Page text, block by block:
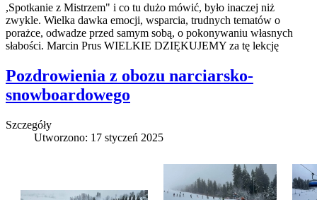
,Spotkanie z Mistrzem" i co tu dużo mówić, było inaczej niż
zwykle. Wielka dawka emocji, wsparcia, trudnych tematów o
porażce, odwadze przed samym sobą, o pokonywaniu własnych
słabości. Marcin Prus WIELKIE DZIĘKUJEMY za tę lekcję
Pozdrowienia z obozu narciarsko-
snowboardowego
Szczegóły
Utworzono: 17 styczeń 2025